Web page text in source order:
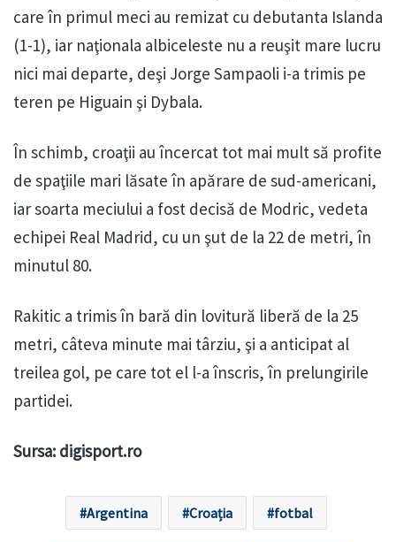
care în primul meci au remizat cu debutanta Islanda
(1-1), iar naţionala albiceleste nu a reuşit mare lucru
nici mai departe, deşi Jorge Sampaoli i-a trimis pe
teren pe Higuain şi Dybala.
În schimb, croaţii au încercat tot mai mult să profite
de spaţiile mari lăsate în apărare de sud-americani,
iar soarta meciului a fost decisă de Modric, vedeta
echipei Real Madrid, cu un şut de la 22 de metri, în
minutul 80.
Rakitic a trimis în bară din lovitură liberă de la 25
metri, câteva minute mai târziu, şi a anticipat al
treilea gol, pe care tot el l-a înscris, în prelungirile
partidei.
Sursa: digisport.ro
Argentina Croația fotbal